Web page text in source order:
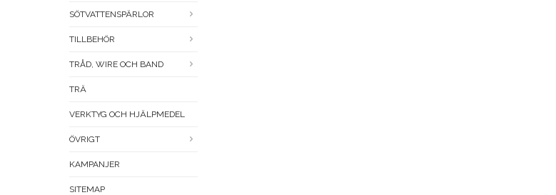
SÖTVATTENSPÄRLOR
TILLBEHÖR
TRÅD, WIRE OCH BAND
TRÄ
VERKTYG OCH HJÄLPMEDEL
ÖVRIGT
KAMPANJER
SITEMAP